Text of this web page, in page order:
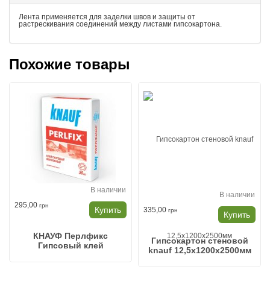
Лента применяется для заделки швов и защиты от
растрескивания соединений между листами гипсокартона.
Похожие товары
В наличии
295,00 грн Купить
КНАУФ Перлфикс
Гипсовый клей
В наличии
335,00 грн Купить
Гипсокартон стеновой
knauf 12,5x1200x2500мм